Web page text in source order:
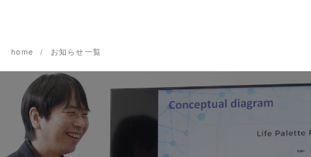
home お知らせ一覧